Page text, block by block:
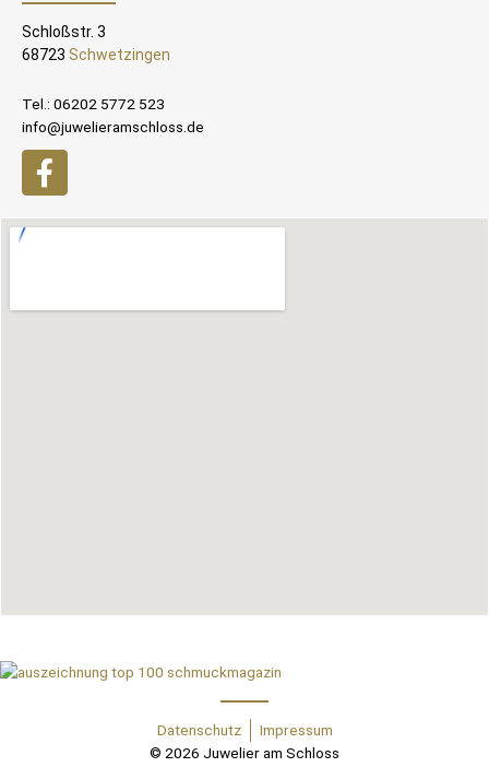
Schloßstr. 3
68723 Schwetzingen
Tel.: 06202 5772 523
info@juwelieramschloss.de
Datenschutz
Impressum
© 2026 Juwelier am Schloss